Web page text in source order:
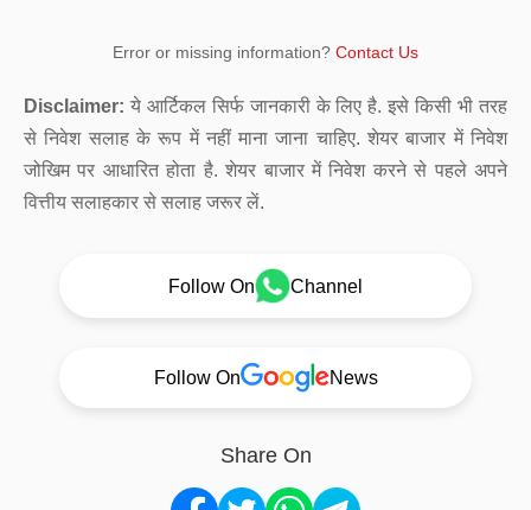
Error or missing information? Contact Us
Disclaimer: ये आर्टिकल सिर्फ जानकारी के लिए है. इसे किसी भी तरह
से निवेश सलाह के रूप में नहीं माना जाना चाहिए. शेयर बाजार में निवेश
जोखिम पर आधारित होता है. शेयर बाजार में निवेश करने से पहले अपने
वित्तीय सलाहकार से सलाह जरूर लें.
Follow On Channel
Follow On News
Share On